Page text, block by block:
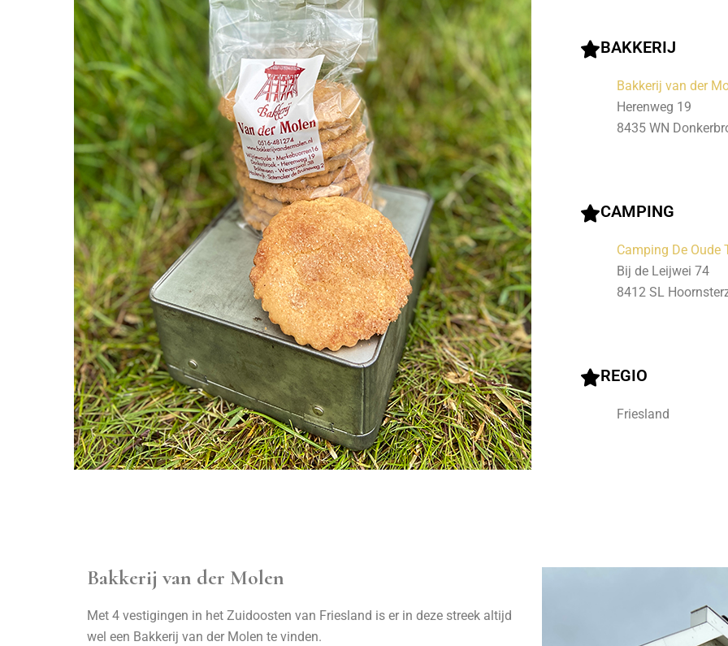
BAKKERIJ
Bakkerij van der
Herenweg 19
8435 WN
CAMPING
Camping De Oude
Bij de Leijwei 74
8412 SL
REGIO
Friesland
Bakkerij van der Molen
Met 4 vestigingen in het Zuidoosten van Friesland is er in deze streek altijd
wel een Bakkerij van der Molen te vinden.